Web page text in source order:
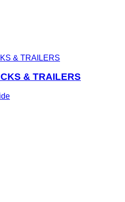
& TRAILERS